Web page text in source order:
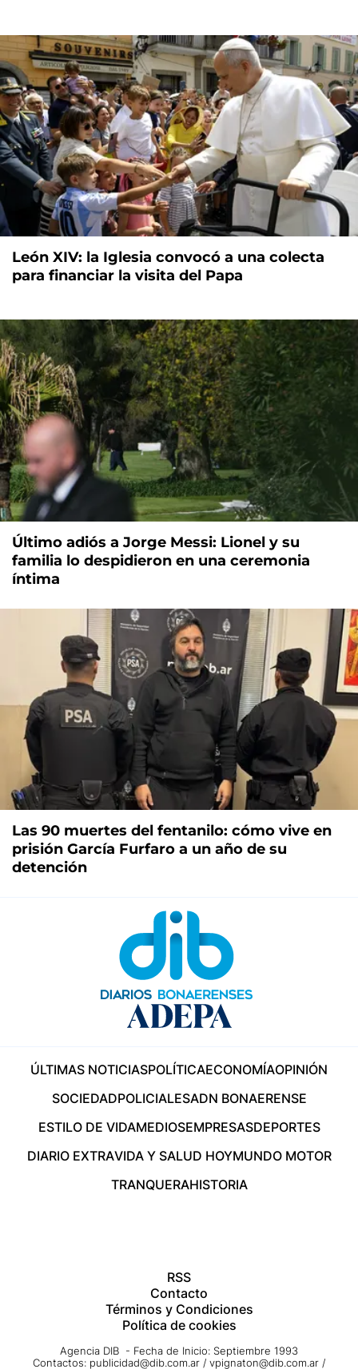
León XIV: la Iglesia convocó a una colecta
para financiar la visita del Papa
Último adiós a Jorge Messi: Lionel y su
familia lo despidieron en una ceremonia
íntima
Las 90 muertes del fentanilo: cómo vive en
prisión García Furfaro a un año de su
detención
ÚLTIMAS NOTICIASPOLÍTICAECONOMÍAOPINIÓN
SOCIEDADPOLICIALESADN BONAERENSE
ESTILO DE VIDAMEDIOSEMPRESASDEPORTES
DIARIO EXTRAVIDA Y SALUD HOYMUNDO MOTOR
TRANQUERAHISTORIA
RSS
Contacto
Términos y Condiciones
Política de cookies
Agencia DIB - Fecha de Inicio: Septiembre 1993
Contactos: publicidad@dib.com.ar / vpignaton@dib.com.ar /